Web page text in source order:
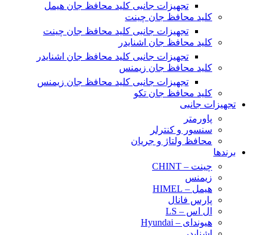
تجهیزات جانبی کلید محافظ جان هیمل
کلید محافظ جان چینت
تجهیزات جانبی کلید محافظ جان چینت
کلید محافظ جان اشنایدر
تجهیزات جانبی کلید محافظ جان اشنایدر
کلید محافظ جان زیمنس
تجهیزات جانبی کلید محافظ جان زیمنس
کلید محافظ جان تکو
تجهیزات جانبی
پاورمتر
سنسور و کنترلر
محافظ ولتاژ و‌ جریان
برندها
چینت – CHINT
زیمنس
هیمل – HIMEL
پارس فانال
ال اس – LS
هیوندای – Hyundai